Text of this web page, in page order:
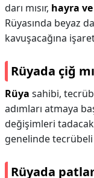
darı mısır, hayra
Rüyasında beyaz
kavuşacağına
Rüyada çiğ
Rüya sahibi,
adımları atmaya
değişimleri
genelinde
Rüyada